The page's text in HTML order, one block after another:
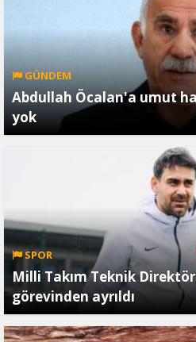
GÜNDEM
Abdullah Öcalan'a umut
yok
SPOR
Milli Takım Teknik
görevinden ayrıldı